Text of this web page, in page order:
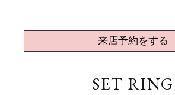
来店予約をする
SET RING